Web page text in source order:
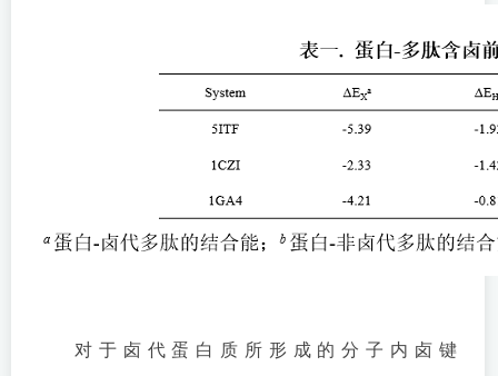
对于卤代蛋白质所形成的分子内卤键